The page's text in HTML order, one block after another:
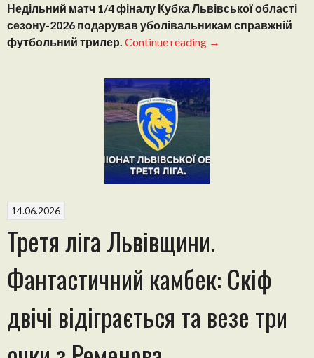
Недільний матч 1/4 фіналу Кубка Львівської області
сезону-2026 подарував уболівальникам справжній
футбольний трилер. Continue reading
“Кубок
чвертьфінал:
Долю
–
Олесько
→
14.06.2026
Третя ліга Львівщини.
Фантастичний камбек: Скіф
двічі відіграється та везе три